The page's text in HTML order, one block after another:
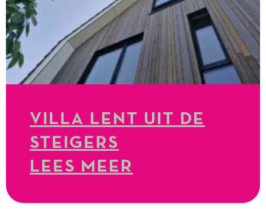
VILLA LENT UIT DE
STEIGERS
LEES MEER